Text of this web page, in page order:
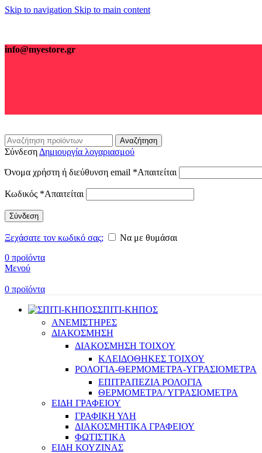
Skip to navigation Skip to main content
info@myestore.gr
Αναζήτηση
Σύνδεση Δημιουργία λογαριασμού
Όνομα χρήστη ή διεύθυνση email *Απαιτείται
Κωδικός *Απαιτείται
Σύνδεση
Ξεχάσατε τον κωδικό σας;
Να με θυμάσαι
0 προϊόντα
Μενού
0 προϊόντα
ΣΠΙΤΙ-ΚΗΠΟΣ
ΑΝΕΜΙΣΤΗΡΕΣ
ΔΙΑΚΟΣΜΗΣΗ
ΔΙΑΚΟΣΜΗΣΗ ΤΟΙΧΟΥ
ΚΛΕΙΔΟΘΗΚΕΣ ΤΟΙΧΟΥ
ΡΟΛΟΓΙΑ-ΘΕΡΜΟΜΕΤΡΑ-ΥΓΡΑΣΙΟΜΕΤΡΑ
ΕΠΙΤΡΑΠΕΖΙΑ ΡΟΛΟΓΙΑ
ΘΕΡΜΟΜΕΤΡΑ/ ΥΓΡΑΣΙΟΜΕΤΡΑ
ΕΙΔΗ ΓΡΑΦΕΙΟΥ
ΓΡΑΦΙΚΗ ΥΛΗ
ΔΙΑΚΟΣΜΗΤΙΚΑ ΓΡΑΦΕΙΟΥ
ΦΩΤΙΣΤΙΚΑ
ΕΙΔΗ ΚΟΥΖΙΝΑΣ